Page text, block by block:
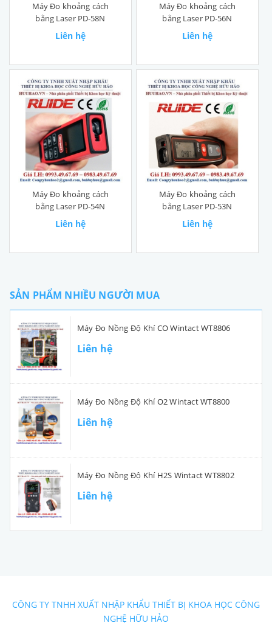
Máy Đo khoảng cách
bằng Laser PD-58N
Liên hệ
Máy Đo khoảng cách
bằng Laser PD-56N
Liên hệ
Máy Đo khoảng cách
bằng Laser PD-54N
Liên hệ
Máy Đo khoảng cách
bằng Laser PD-53N
Liên hệ
SẢN PHẨM NHIỀU NGƯỜI MUA
Máy Đo Nồng Độ Khí CO Wintact WT8806
Liên hệ
Máy Đo Nồng Độ Khí O2 Wintact WT8800
Liên hệ
Máy Đo Nồng Độ Khí H2S Wintact WT8802
Liên hệ
CÔNG TY TNHH XUẤT NHẬP KHẨU THIẾT BỊ KHOA HỌC CÔNG
NGHỆ HỮU HẢO